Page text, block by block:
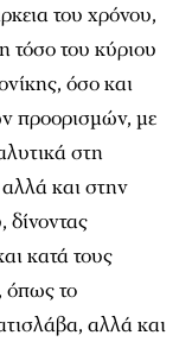
του χρόνου,
τόσο του κύριου
όσο και
προορισμών, με
στη
αλλά και στην
δίνοντας
κατά τους
όπως το
αλλά και